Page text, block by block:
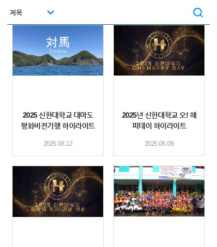
2025 신한대학교 대마도
평화비전기행 하이라이트
2025.08.12
2025년 신한대학교 오! 해
피데이 하이라이트
2025.06.09